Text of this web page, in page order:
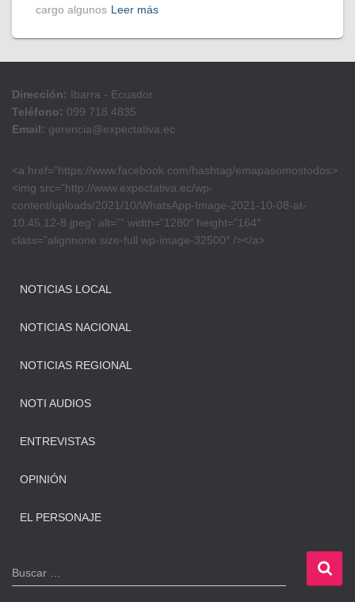
cargo algunos Leer más
Dirección: Ibarra - Ecuador
Teléfono: 099 718 4835
Email: gerencia@expectativa.ec
<a href=”https://www.facebook.com/hashtag/emapasomostodos>
<img src=”http://www.expectativa.ec/wp-
content/uploads/2021/10/WhatsApp-Image-2021-10-08-at-
10.45.12-8.jpeg” alt=”” width=”1280″ height=”164″
class=”alignnone size-full wp-image-32500″ /></a>
NOTICIAS LOCAL
NOTICIAS NACIONAL
NOTICIAS REGIONAL
NOTI AUDIOS
ENTREVISTAS
OPINIÓN
EL PERSONAJE
B
u
Buscar …